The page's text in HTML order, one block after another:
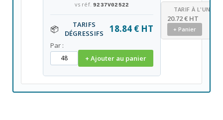
vs réf.9237V02522
📦
TARIFS
DÉGRESSIFS
18.84 € HT
Par :
+ Ajouter au panier
TARIF À L'UNITÉ
20.72 € HT
+ Panier